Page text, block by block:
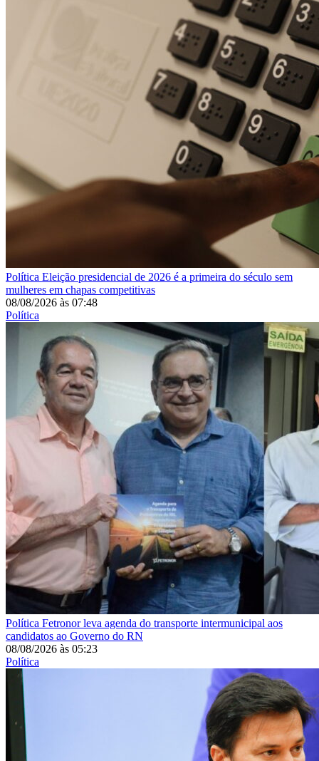
Política Eleição presidencial de 2026 é a primeira do século sem
mulheres em chapas competitivas
08/08/2026 às 07:48
Política
Política Fetronor leva agenda do transporte intermunicipal aos
candidatos ao Governo do RN
08/08/2026 às 05:23
Política